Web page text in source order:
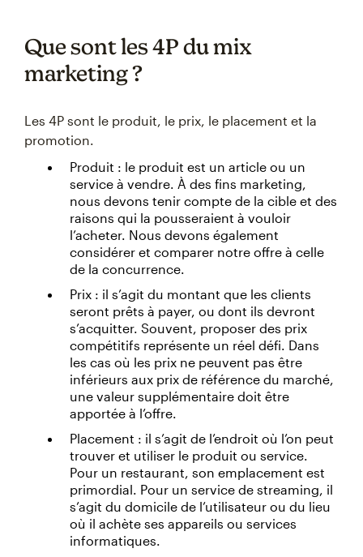
Que sont les 4P du mix
marketing ?
Les 4P sont le produit, le prix, le placement et la
promotion.
Produit : le produit est un article ou un
service à vendre. À des fins marketing,
nous devons tenir compte de la cible et des
raisons qui la pousseraient à vouloir
l’acheter. Nous devons également
considérer et comparer notre offre à celle
de la concurrence.
Prix : il s’agit du montant que les clients
seront prêts à payer, ou dont ils devront
s’acquitter. Souvent, proposer des prix
compétitifs représente un réel défi. Dans
les cas où les prix ne peuvent pas être
inférieurs aux prix de référence du marché,
une valeur supplémentaire doit être
apportée à l’offre.
Placement : il s’agit de l’endroit où l’on peut
trouver et utiliser le produit ou service.
Pour un restaurant, son emplacement est
primordial. Pour un service de streaming, il
s’agit du domicile de l’utilisateur ou du lieu
où il achète ses appareils ou services
informatiques.